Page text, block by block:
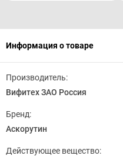
Информация о товаре
Производитель:
Вифитех ЗАО Россия
Бренд:
Аскорутин
Действующее вещество: